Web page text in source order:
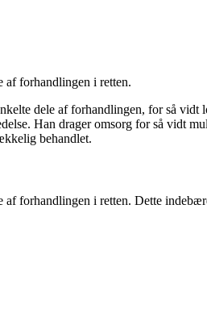
af forhandlingen i retten.
dele af forhandlingen, for så
Han drager omsorg for så vidt
behandlet.
forhandlingen i retten. Dette